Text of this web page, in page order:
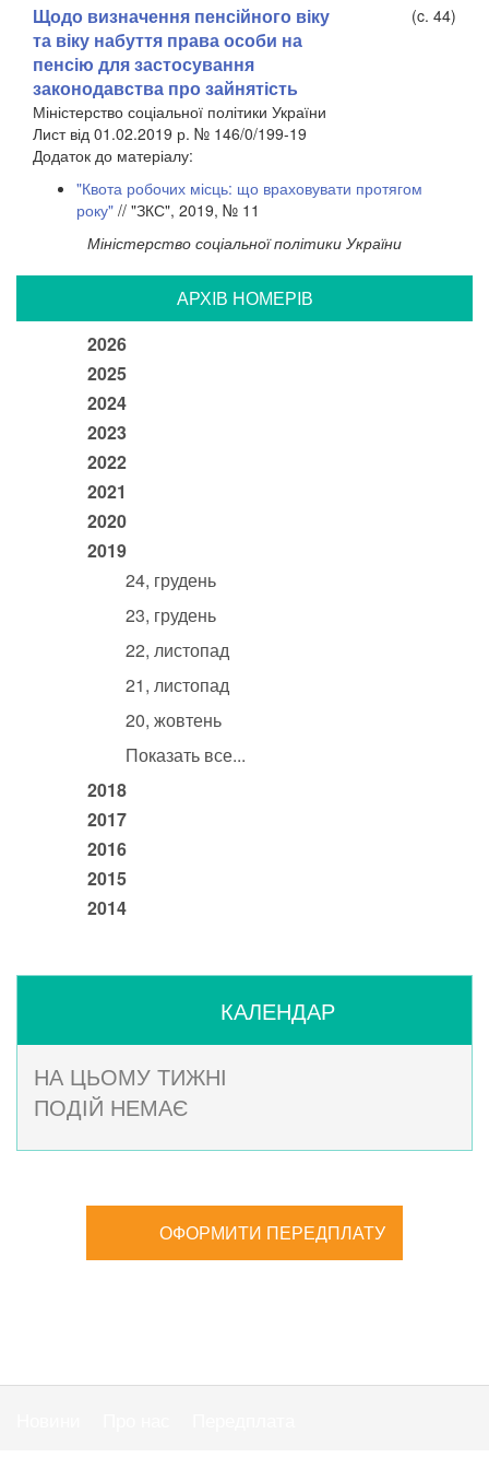
Щодо визначення пенсійного віку
та віку набуття права особи на
пенсію для застосування
законодавства про зайнятість
(c. 44)
Міністерство соціальної політики України
Лист від 01.02.2019 р. № 146/0/199-19
Додаток до матеріалу:
"Квота робочих місць: що враховувати протягом
року" // "ЗКС", 2019, № 11
Міністерство соціальної політики України
АРХIВ НОМЕРIВ
2026
2025
2024
2023
2022
2021
2020
2019
24, грудень
23, грудень
22, листопад
21, листопад
20, жовтень
Показать все...
2018
2017
2016
2015
2014
КАЛЕНДАР
НА ЦЬОМУ ТИЖНІ
ПОДІЙ НЕМАЄ
ОФОРМИТИ ПЕРЕДПЛАТУ